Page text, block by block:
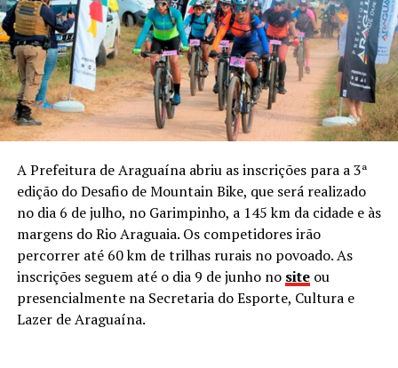
A Prefeitura de Araguaína abriu as inscrições para a 3ª
edição do Desafio de Mountain Bike, que será realizado
no dia 6 de julho, no Garimpinho, a 145 km da cidade e às
margens do Rio Araguaia. Os competidores irão
percorrer até 60 km de trilhas rurais no povoado. As
inscrições seguem até o dia 9 de junho no site ou
presencialmente na Secretaria do Esporte, Cultura e
Lazer de Araguaína.